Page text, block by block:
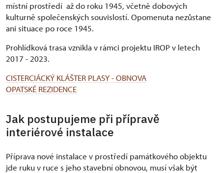
místní prostředí až do roku 1945, včetně dobových
kulturně společenských souvislostí. Opomenuta nezůstane
ani situace po roce 1945.
Prohlídková trasa vznikla v rámci projektu IROP v letech
2017 - 2023.
CISTERCIÁCKÝ KLÁŠTER PLASY - OBNOVA
OPATSKÉ REZIDENCE
Jak postupujeme při přípravě
interiérové instalace
Příprava nové instalace v prostředí památkového objektu
jde ruku v ruce s jeho stavební obnovou, musí však být